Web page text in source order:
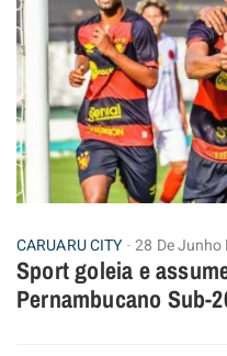
CARUARU CITY 28 De Junho
Sport goleia e
Pernambucano Sub-